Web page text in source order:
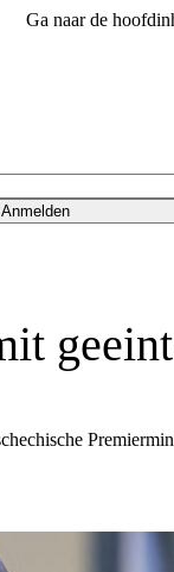
Ga naar de
Anmelden